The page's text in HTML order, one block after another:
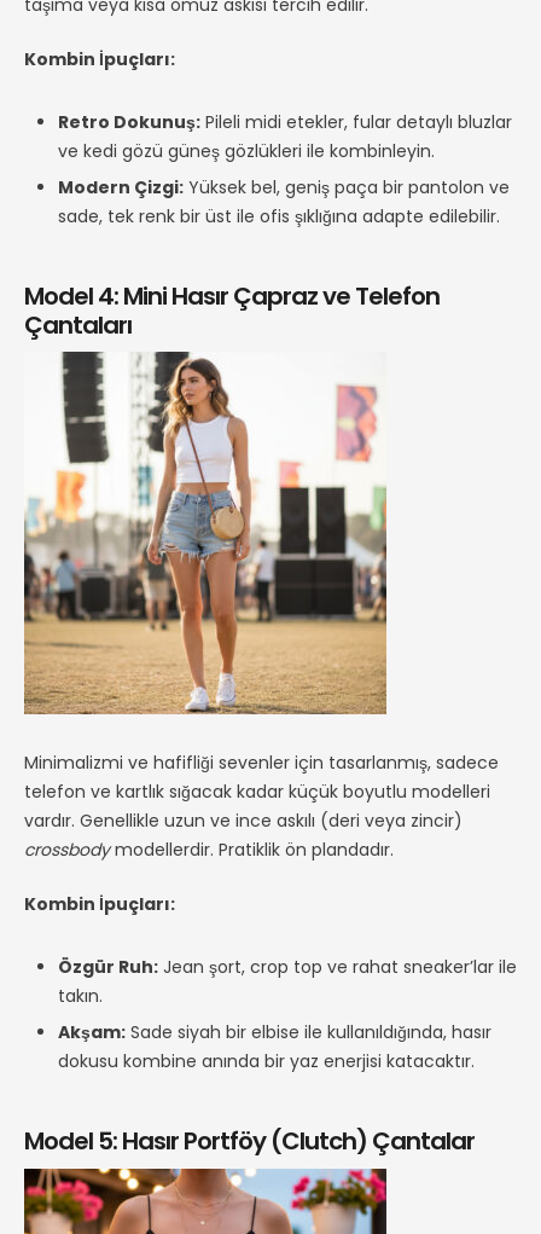
Kombin İpuçları:
Retro Dokunuş: Pileli midi etekler, fular detaylı bluzlar
ve kedi gözü güneş gözlükleri ile kombinleyin.
Modern Çizgi: Yüksek bel, geniş paça bir pantolon ve
sade, tek renk bir üst ile ofis şıklığına adapte edilebilir.
Model 4: Mini Hasır Çapraz ve Telefon
Çantaları
Minimalizmi ve hafifliği sevenler için tasarlanmış, sadece
telefon ve kartlık sığacak kadar küçük boyutlu modelleri
vardır. Genellikle uzun ve ince askılı (deri veya zincir)
crossbodymodellerdir. Pratiklik ön plandadır.
Kombin İpuçları:
Özgür Ruh: Jean şort, crop top ve rahat sneaker’lar ile
takın.
Akşam: Sade siyah bir elbise ile kullanıldığında, hasır
dokusu kombine anında bir yaz enerjisi katacaktır.
Model 5: Hasır Portföy (Clutch) Çantalar